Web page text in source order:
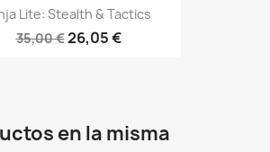
Lite: Stealth & Tactics
35,00 €26,05 €
en la misma